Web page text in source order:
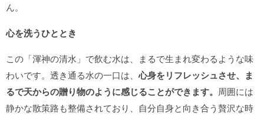
ん。
心を洗うひととき
この「渾神の清水」で飲む水は、まるで生まれ変わるような味
わいです。透き通る水の一口は、心身をリフレッシュさせ、ま
るで天からの贈り物のように感じることができます。 周囲には
静かな散策路も整備されており、自分自身と向き合う贅沢な時